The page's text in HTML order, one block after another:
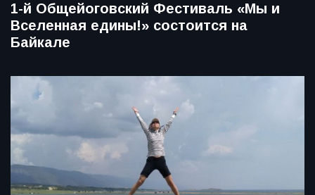
1-й Общейоговский Фестиваль «Мы и
Вселенная едины!» состоится на
Байкале